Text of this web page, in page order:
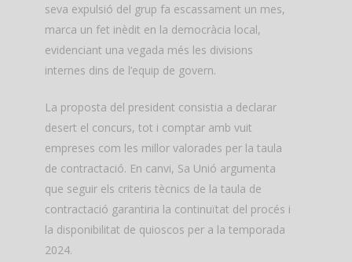
seva expulsió del grup fa escassament un mes,
marca un fet inèdit en la democràcia local,
evidenciant una vegada més les divisions
internes dins de l’equip de govern.
La proposta del president consistia a declarar
desert el concurs, tot i comptar amb vuit
empreses com les millor valorades per la taula
de contractació. En canvi, Sa Unió argumenta
que seguir els criteris tècnics de la taula de
contractació garantiria la continuïtat del procés i
la disponibilitat de quioscos per a la temporada
2024.